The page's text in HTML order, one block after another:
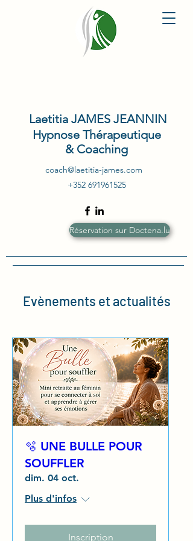
coach@laetitia-james.com
Laetitia JAMES JEANNIN
Hypnose Thérapeutique
& Coaching
+352 691961525
Réservation sur Doctena.lu
Evènements et actualités
🫧 UNE BULLE POUR
SOUFFLER
dim. 04 oct.
Plus d'infos
Inscription